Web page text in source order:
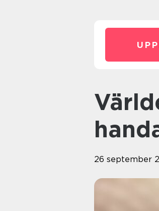
Världens mest unika
26 september